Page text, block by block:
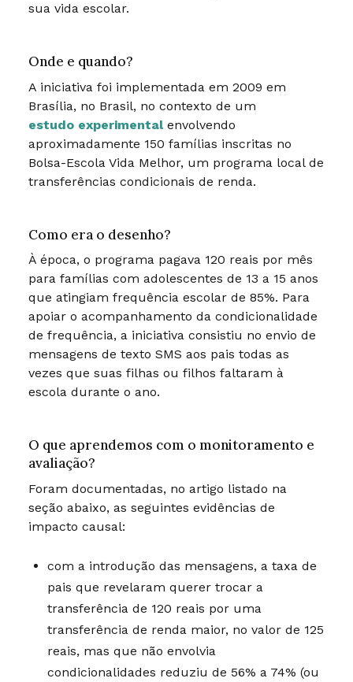
sua vida escolar.
Onde e quando?
A iniciativa foi implementada em 2009 em
Brasília, no Brasil, no contexto de um
estudo experimentalenvolvendo
aproximadamente 150 famílias inscritas no
Bolsa-Escola Vida Melhor, um programa local de
transferências condicionais de renda.
Como era o desenho?
À época, o programa pagava 120 reais por mês
para famílias com adolescentes de 13 a 15 anos
que atingiam frequência escolar de 85%. Para
apoiar o acompanhamento da condicionalidade
de frequência, a iniciativa consistiu no envio de
mensagens de texto SMS aos pais todas as
vezes que suas filhas ou filhos faltaram à
escola durante o ano.
O que aprendemos com o monitoramento e
avaliação?
Foram documentadas, no artigo listado na
seção abaixo, as seguintes evidências de
impacto causal:
com a introdução das mensagens, a taxa de
pais que revelaram querer trocar a
transferência de 120 reais por uma
transferência de renda maior, no valor de 125
reais, mas que não envolvia
condicionalidades reduziu de 56% a 74% (ou